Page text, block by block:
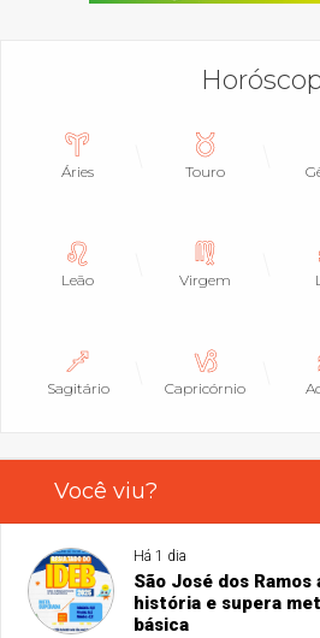
Áries Touro
Leão Virgem
Sagitário Capricórnio
Você viu?
Há 1 dia
São José dos Ramos
história e supera
básica